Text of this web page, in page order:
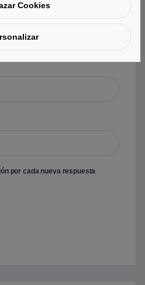
por cada nueva respuesta
Cookies